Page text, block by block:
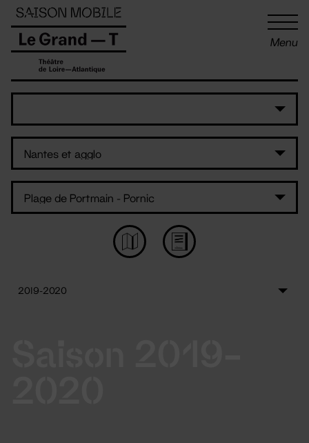
Menu
Panneau de gestion des cookies